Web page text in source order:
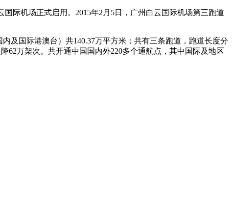
际机场正式启用。2015年2月5日，广州白云国际机场第三跑道
及国际港澳台）共140.37万平方米；共有三条跑道，跑道长度分
62万架次。共开通中国国内外220多个通航点，其中国际及地区